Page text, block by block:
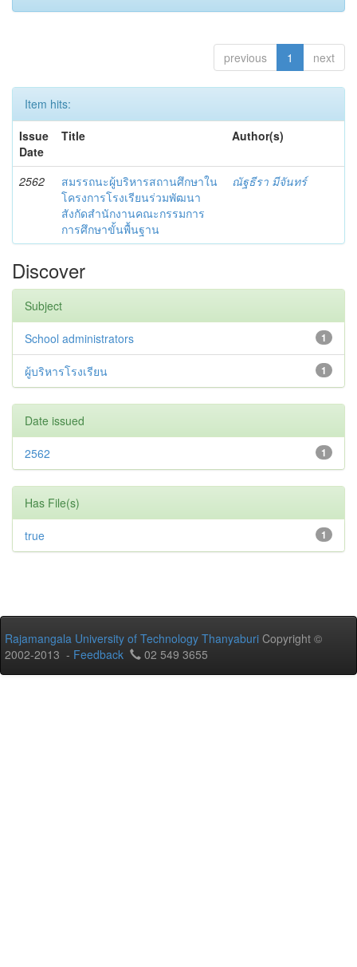
previous 1 next
Item hits:
Issue
Date
Title Author(s)
2562
สมรรถนะผู้บริหารสถานศึกษาใน
โครงการโรงเรียนร่วมพัฒนา
สังกัดสำนักงานคณะกรรมการ
การศึกษาขั้นพื้นฐาน
ณัฐธีรา มีจันทร์
Discover
Subject
1
School administrators
1
ผู้บริหารโรงเรียน
Date issued
1
2562
Has File(s)
1
true
Rajamangala University of Technology Thanyaburi Copyright ©
2002-2013 - Feedback 02 549 3655